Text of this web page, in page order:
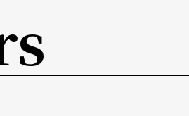
〈約制〉、〈放逐〉、〈關係〉
銘、劇場編導杜思慧、于善敏、
結合影像和現場音樂，透過國標